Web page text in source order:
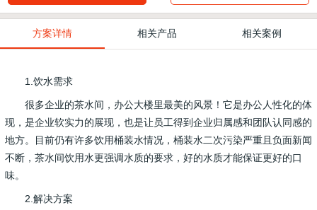
是让员工得到企业归
属感和团队认同感的
方案详情 相关产品 相关案例
1.饮水需求
很多企业的茶水间，办公大楼里最美的风景！它是办公人性化的体
现，是企业软实力的展现，也是让员工得到企业归属感和团队认同感的
地方。目前仍有许多饮用桶装水情况，桶装水二次污染严重且负面新闻
不断，茶水间饮用水更强调水质的要求，好的水质才能保证更好的口
味。
2.解决方案